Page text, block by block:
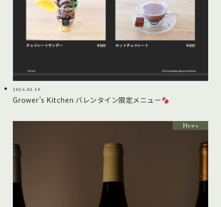
2026.02.10
Grower’s Kitchen バレンタイン限定メニュー
News